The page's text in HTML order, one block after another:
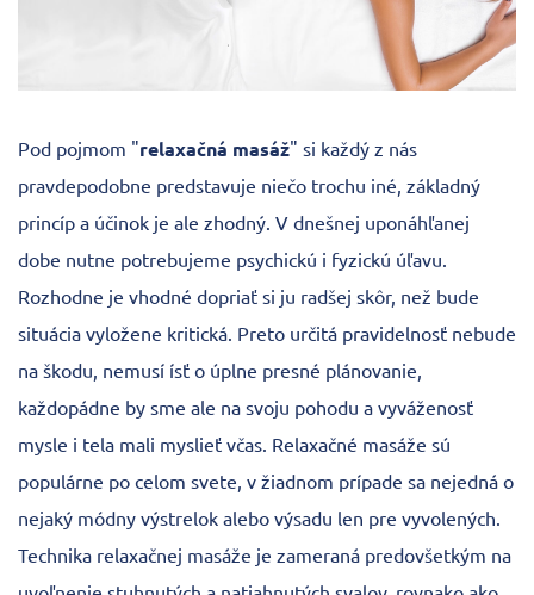
Pod pojmom "relaxačná masáž" si každý z nás
pravdepodobne predstavuje niečo trochu iné, základný
princíp a účinok je ale zhodný. V dnešnej uponáhľanej
dobe nutne potrebujeme psychickú i fyzickú úľavu.
Rozhodne je vhodné dopriať si ju radšej skôr, než bude
situácia vyložene kritická. Preto určitá pravidelnosť nebude
na škodu, nemusí ísť o úplne presné plánovanie,
každopádne by sme ale na svoju pohodu a vyváženosť
mysle i tela mali myslieť včas. Relaxačné masáže sú
populárne po celom svete, v žiadnom prípade sa nejedná o
nejaký módny výstrelok alebo výsadu len pre vyvolených.
Technika relaxačnej masáže je zameraná predovšetkým na